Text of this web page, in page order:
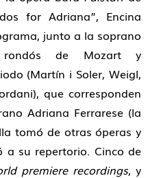
for Adriana”, Encina
junto a la soprano
rondós de Mozart y
(Martín i Soler, Weigl,
que corresponden
Adriana Ferrarese (la
tomó de otras óperas y
a su repertorio. Cinco de
premiere recordings, y